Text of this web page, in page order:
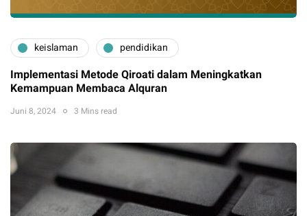
keislaman pendidikan
Implementasi Metode Qiroati dalam Meningkatkan
Kemampuan Membaca Alquran
Juni 8, 2024 3 Mins read